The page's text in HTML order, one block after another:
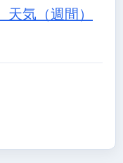
天気（週間）